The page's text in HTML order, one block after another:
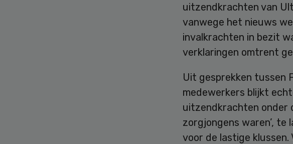
uitzendkrachten van
vanwege het nieuws
invalkrachten in bezit
verklaringen omtrent
Uit gesprekken tussen
medewerkers blijkt
uitzendkrachten onder
zorgjongens waren’,
voor de lastige klussen.